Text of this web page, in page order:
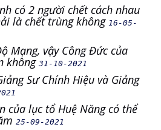
có 2 người chết cách nhau
là chết trùng không 16-05-
Mạng, vậy Công Đức của
không 31-10-2021
Sư Chính Hiệu và Giảng
của lục tổ Huệ Năng có thể
25-09-2021